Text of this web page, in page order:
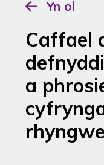
Yn ol
Caffael
a